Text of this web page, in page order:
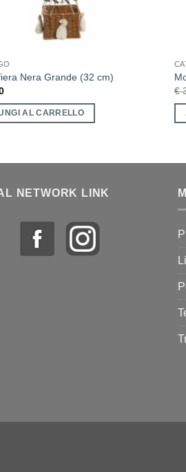
Nera Grande (32 cm)
AL CARRELLO
€
NETWORK LINK